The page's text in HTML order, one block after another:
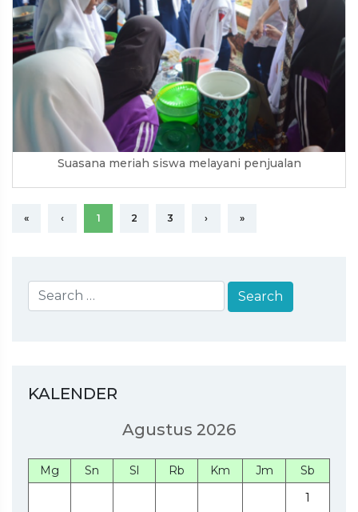
Suasana meriah siswa melayani penjualan
« ‹ 1 2 3 › »
KALENDER
Agustus 2026
Mg Sn Sl Rb Km Jm
Sb
1